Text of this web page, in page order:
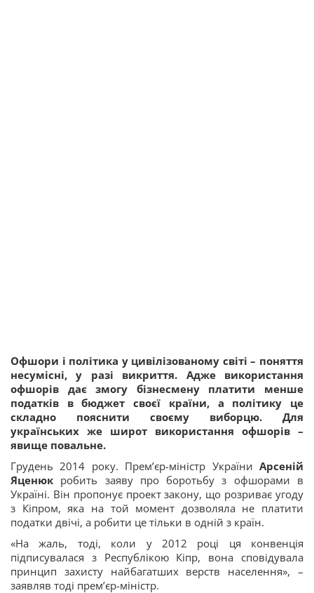
Офшори і політика у цивілізованому світі – поняття
несумісні, у разі викриття. Адже використання
офшорів дає змогу бізнесмену платити менше
податків в бюджет своєї країни, а політику це
складно пояснити своєму виборцю. Для
українських же широт використання офшорів –
явище повальне.
Грудень 2014 року. Прем’єр-міністр України Арсеній
Яценюк робить заяву про боротьбу з офшорами в
Україні. Він пропонує проект закону, що розриває угоду
з Кіпром, яка на той момент дозволяла не платити
податки двічі, а робити це тільки в одній з країн.
«На жаль, тоді, коли у 2012 році ця конвенція
підписувалася з Республікою Кіпр, вона сповідувала
принцип захисту найбагатших верств населення», –
заявляв тоді прем’єр-міністр.